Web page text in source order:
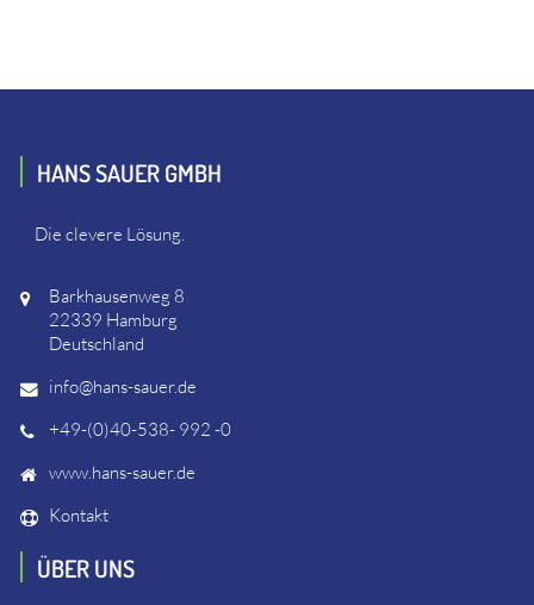
HANS SAUER GMBH
Die clevere Lösung.
Barkhausenweg 8
22339 Hamburg
Deutschland
info@hans-sauer.de
+49-(0)40-538- 992 -0
www.hans-sauer.de
Kontakt
ÜBER UNS